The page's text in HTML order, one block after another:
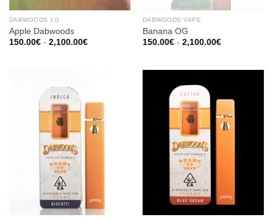
DABWOODS 1G
Apple Dabwoods
150.00€ - 2,100.00€Prijsklasse:
DABWOODS VAPE​
Banana OG
150.00€ - 2,100.00€Prijsklasse: